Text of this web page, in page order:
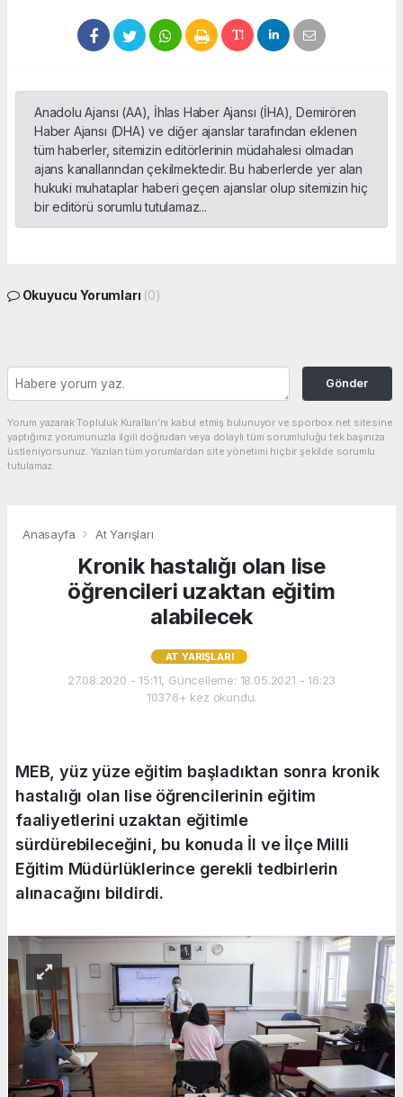
Anadolu Ajansı (AA), İhlas Haber Ajansı (İHA), Demirören
Haber Ajansı (DHA) ve diğer ajanslar tarafından eklenen
tüm haberler, sitemizin editörlerinin müdahalesi olmadan
ajans kanallarından çekilmektedir. Bu haberlerde yer alan
hukuki muhataplar haberi geçen ajanslar olup sitemizin hiç
bir editörü sorumlu tutulamaz...
Okuyucu Yorumları (0)
Gönder
Yorum yazarak Topluluk Kuralları’nı kabul etmiş bulunuyor ve sporbox.net sitesine
yaptığınız yorumunuzla ilgili doğrudan veya dolaylı tüm sorumluluğu tek başınıza
üstleniyorsunuz. Yazılan tüm yorumlardan site yönetimi hiçbir şekilde sorumlu
tutulamaz.
Anasayfa At Yarışları
Kronik hastalığı olan lise
öğrencileri uzaktan eğitim
alabilecek
AT YARIŞLARI
27.08.2020 - 15:11, Güncelleme: 18.05.2021 - 16:23
10376+ kez okundu.
MEB, yüz yüze eğitim başladıktan sonra kronik
hastalığı olan lise öğrencilerinin eğitim
faaliyetlerini uzaktan eğitimle
sürdürebileceğini, bu konuda İl ve İlçe Milli
Eğitim Müdürlüklerince gerekli tedbirlerin
alınacağını bildirdi.